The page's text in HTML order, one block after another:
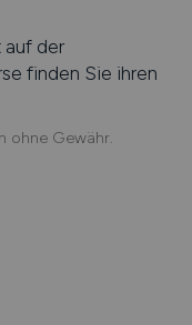
der
finden Sie ihren
ohne Gewähr.